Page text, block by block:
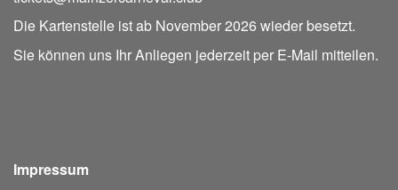
Die Kartenstelle ist ab November 2026 wieder besetzt.
Sie können uns Ihr Anliegen jederzeit per E-Mail mitteilen.
Impressum